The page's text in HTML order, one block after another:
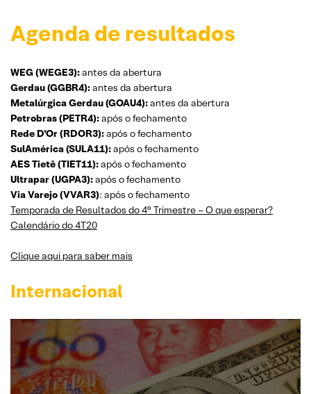
Agenda de resultados
WEG (WEGE3):antes da abertura
Gerdau (GGBR4):antes da abertura
Metalúrgica Gerdau (GOAU4):antes da abertura
Petrobras (PETR4):após o fechamento
Rede D’Or (RDOR3):após o fechamento
SulAmérica (SULA11):após o fechamento
AES Tietê (TIET11):após o fechamento
Ultrapar (UGPA3):após o fechamento
Via Varejo (VVAR3): após o fechamento
Temporada de Resultados do 4° Trimestre – O que esperar?
Calendário do 4T20
Clique aqui para saber mais
Internacional